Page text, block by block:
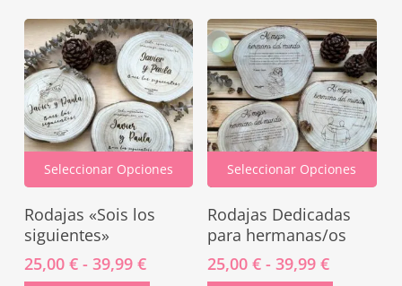
Seleccionar Opciones
producto
tiene
múltiples
variantes.
Rodajas «Sois los
siguientes»
25,00 € - 39,99 €Rango
Seleccionar Opciones
producto
tiene
múltiples
variantes.
Rodajas Dedicadas
para hermanas/os
25,00€ - 39,99€Rango